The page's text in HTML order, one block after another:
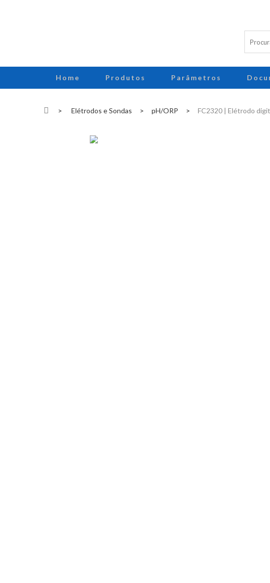
Home Produtos Parâmetros
> Elétrodos e Sondas > pH/ORP > FC2320 | Elétrodo